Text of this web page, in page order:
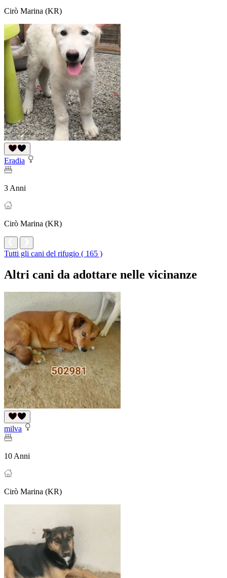
Cirò Marina (KR)
Eradia
3 Anni
Cirò Marina (KR)
Tutti gli cani del rifugio ( 165 )
Altri cani da adottare nelle vicinanze
milva
10 Anni
Cirò Marina (KR)